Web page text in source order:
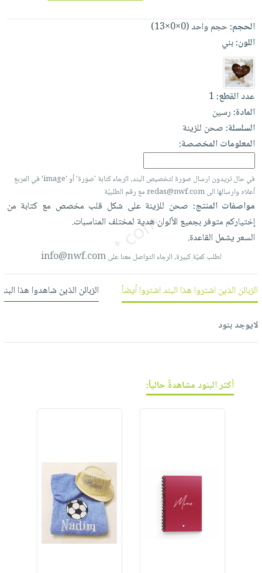
بالأسنان
الحمية
والتغذية
أدوات
المائدة
الأوعية
والتخزين
أدوات
المطبخ
مبيعاً
العودة
للمدارس
اكسسوارات
كتب
اكسسوارات
منزلية
اكسسوارات
مطرزات
حقائب
حلي
عناية
أطفال
مناسبات
مجاني
بنود
مختارة
اشتراكات
كل
الاشتراكات
صندوق
القراءة
بلا
حدود
بحث
متقدم
نيل
وفرات
عن
الشركة
سياسة
الشركة
فيديوهات
يتكرر
خدمات
نيل
انشر
كتابك
تواصل
حسابك
لائحة
الأمنيات
عربة
التسوق
الإصدارات
الحجم:حجم واحد (0×0×13)
اللون:بني
عدد القطع:1
المادة:رسين
السلسلة:صحن للزينة
المعلومات المخصصة:
في حال تريدون ارسال صورة لتخصيص البند، الرجاء كتابة 'صورة' أو 'image' في المربع
أعلاه وارسالها الى redas@nwf.com مع رقم الطلبيّة
مواصفات المنتج: صحن للزينةعلى شكل قلب مخصص مع كتابة من
إختياركم متوفربجميع الألوان هدية لمختلف المناسبات.
السعريشمل القاعدة.
لطلب كميّة كبيرة، الرجاء التواصل معنا علىinfo@nwf.com
الزبائن الذين اشتروا هذا البند اشتروا أيضاً الزبائن الذين شاهدوا هذا
لايوجد بنود
أكثر البنود مشاهدةً حالياً: